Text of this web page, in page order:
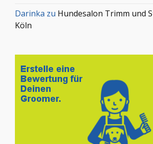
Darinka zu Hundesalon Trimm und
Köln